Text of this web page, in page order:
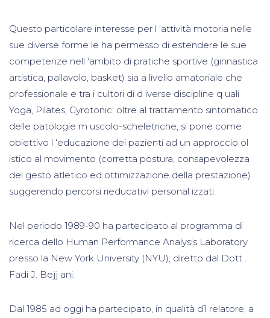
Questo particolare interesse per l ‘attività motoria nelle
sue diverse forme le ha permesso di estendere le sue
competenze nell ‘ambito di pratiche sportive (ginnastica
artistica, pallavolo, basket) sia a livello amatoriale che
professionale e tra i cultori di d iverse discipline q uali
Yoga, Pilates, Gyrotonic: oltre al trattamento sintomatico
delle patologie m uscolo-scheletriche, si pone come
obiettivo l ‘educazione dei pazienti ad un approccio ol
istico al movimento (corretta postura, consapevolezza
del gesto atletico ed ottimizzazione della prestazione)
suggerendo percorsi rieducativi personal izzati.
Nel periodo 1989-90 ha partecipato al programma di
ricerca dello Human Performance Analysis Laboratory
presso la New York University (NYU), diretto dal Dott .
Fadi J. Bejj ani.
Dal 1985 ad oggi ha partecipato, in qualità d1 relatore, a